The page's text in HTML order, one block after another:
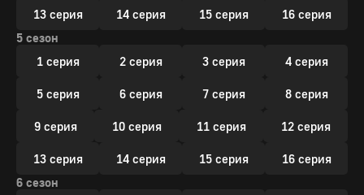
13 серия 14 серия 15 серия
16 серия
5 сезон
1 серия
2 серия 3 серия 4 серия
5 серия 6 серия 7 серия 8 серия
9 серия 10 серия 11 серия 12 серия
13 серия 14 серия 15 серия
16 серия
6 сезон